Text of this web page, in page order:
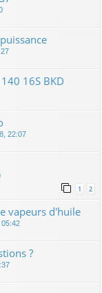
16S BKD
22:07
1 2
vapeurs d'huile
?